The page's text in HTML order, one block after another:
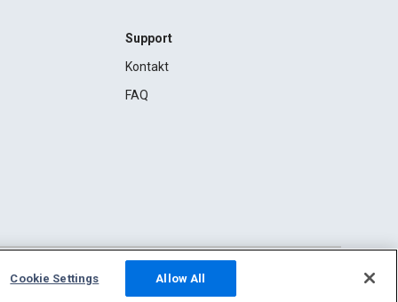
Support
Kontakt
FAQ
Cookie Settings Allow All